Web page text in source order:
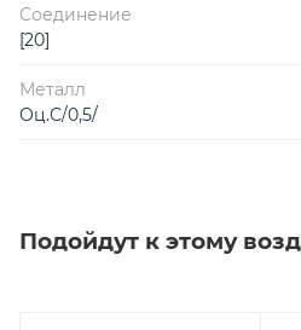
Соединение
[20]
Металл
Оц.С/0,5/
Подойдут к этому